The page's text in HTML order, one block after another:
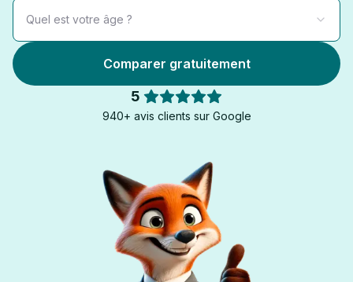
Quel est votre âge ?
Comparer gratuitement
5
940+ avis clients sur Google